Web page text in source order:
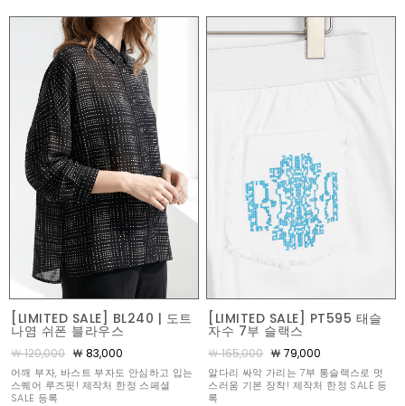
[LIMITED SALE] BL240 | 도트
나염 쉬폰 블라우스
￦ 120,000 ￦ 83,000
어깨 부자, 바스트 부자도 안심하고 입는
스퀘어 루즈핏! 제작처 한정 스페셜
SALE 등록
[LIMITED SALE] PT595 태슬
자수 7부 슬랙스
￦ 165,000 ￦ 79,000
알다리 싸악 가리는 7부 통슬랙스로 멋
스러움 기본 장착! 제작처 한정 SALE 등
록